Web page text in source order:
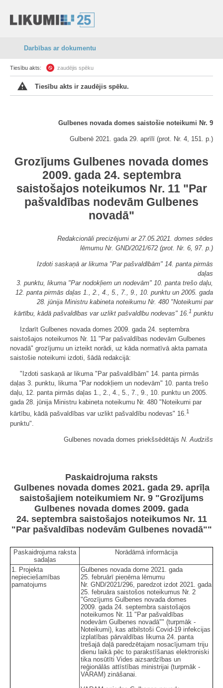
Darbības ar dokumentu
Tiesību akts: zaudējis spēku
Tiesību akts ir zaudējis spēku.
Gulbenes novada domes saistošie noteikumi Nr. 9
Gulbenē 2021. gada 29. aprīlī (prot. Nr. 4, 151. p.)
Grozījums Gulbenes novada domes
2009. gada 24. septembra
saistošajos noteikumos Nr. 11 "Par
pašvaldības nodevām Gulbenes
novadā"
Redakcionāli precizējumi ar 27.05.2021. domes sēdes
lēmumu Nr. GND/2021/672 (prot. Nr. 6, 97. p.)
Izdoti saskaņā ar likuma "Par pašvaldībām" 14. panta pirmās
daļas
3. punktu, likuma "Par nodokļiem un nodevām" 10. panta trešo daļu,
12. panta pirmās daļas 1., 2., 4., 5., 7., 9., 10. punktu un 2005. gada
28. jūnija Ministru kabineta noteikumu Nr. 480 "Noteikumi par
kārtību, kādā pašvaldības var uzlikt pašvaldību nodevas" 16. 1 punktu
Izdarīt Gulbenes novada domes 2009. gada 24. septembra
saistošajos noteikumos Nr. 11 "Par pašvaldības nodevām Gulbenes
novadā" grozījumu un izteikt norādi, uz kāda normatīvā akta pamata
saistošie noteikumi izdoti, šādā redakcijā:
"Izdoti saskaņā ar likuma "Par pašvaldībām" 14. panta pirmās
daļas 3. punktu, likuma "Par nodokļiem un nodevām" 10. panta trešo
daļu, 12. panta pirmās daļas 1., 2., 4., 5., 7., 9., 10. punktu un 2005.
gada 28. jūnija Ministru kabineta noteikumu Nr. 480 "Noteikumi par
kārtību, kādā pašvaldības var uzlikt pašvaldību nodevas" 16.1
punktu".
Gulbenes novada domes priekšsēdētājs N. Audzišs
Paskaidrojuma raksts
Gulbenes novada domes 2021. gada 29. aprīļa
saistošajiem noteikumiem Nr. 9 "Grozījums
Gulbenes novada domes 2009. gada
24. septembra saistošajos noteikumos Nr. 11
"Par pašvaldības nodevām Gulbenes novadā""
Paskaidrojuma raksta
sadaļas
Norādāmā informācija
1. Projekta
nepieciešamības
pamatojums
Gulbenes novada dome 2021. gada
25. februārī pieņēma lēmumu
Nr. GND/2021/296, paredzot izdot 2021. gada
25. februāra saistošos noteikumus Nr. 2
"Grozījums Gulbenes novada domes
2009. gada 24. septembra saistošajos
noteikumos Nr. 11 "Par pašvaldības
nodevām Gulbenes novadā"" (turpmāk -
Noteikumi), kas atbilstoši Covid-19 infekcijas
izplatības pārvaldības likuma 24. panta
trešajā daļā paredzētajam nosacījumam triju
dienu laikā pēc to parakstīšanas elektroniski
tika nosūtīti Vides aizsardzības un
reģionālās attīstības ministrijai (turpmāk -
VARAM) zināšanai.